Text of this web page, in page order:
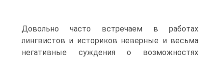
Довольно часто встречаем в работах
лингвистов и историков неверные и весьма
негативные суждения о возможностях